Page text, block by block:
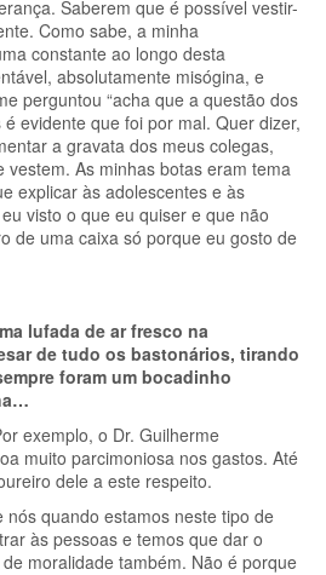
Saberem que é possível vestir-
Como sabe, a minha
constante ao longo desta
absolutamente misógina, e
perguntou “acha que a questão dos
evidente que foi por mal. Quer dizer,
a gravata dos meus colegas,
vestem. As minhas botas eram tema
explicar às adolescentes e às
visto o que eu quiser e que não
de uma caixa só porque eu gosto de
lufada de ar fresco na
de tudo os bastonários, tirando
foram um bocadinho
exemplo, o Dr. Guilherme
muito parcimoniosa nos gastos. Até
dele a este respeito.
nós quando estamos neste tipo de
às pessoas e temos que dar o
moralidade também. Não é porque